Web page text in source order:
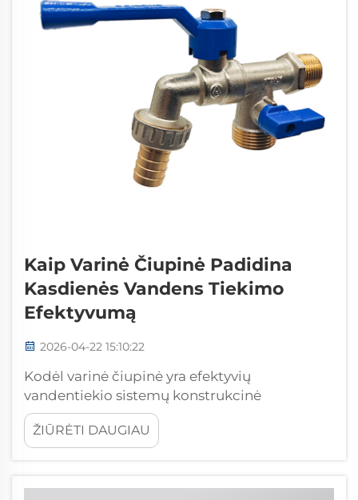
Kaip Varinė Čiupinė Padidina
Kasdienės Vandens Tiekimo
Efektyvumą
2026-04-22 15:10:22
Kodėl varinė čiupinė yra efektyvių
vandentiekio sistemų konstrukcinė
pagrindinė dalis: aukštos kokybės
sandarinimo vientisumas ir nuotėkų
prevencija intensyvaus naudojimo aplinkoje.
nuotėkų atsparumą dėka tiksliai apdirbtų
ŽIŪRĖTI DAUGIAU